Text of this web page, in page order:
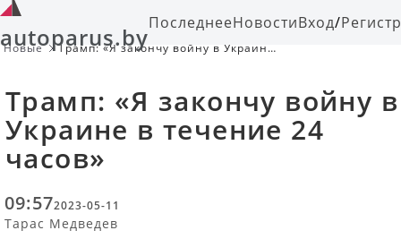
autoparus.byПоследнееНовостиВход/
Новые
Трамп: «Я закончу войну в Украине
Трамп: «Я закончу войну в
Украине в течение 24
часов»
09:572023-05-11
Тарас Медведев